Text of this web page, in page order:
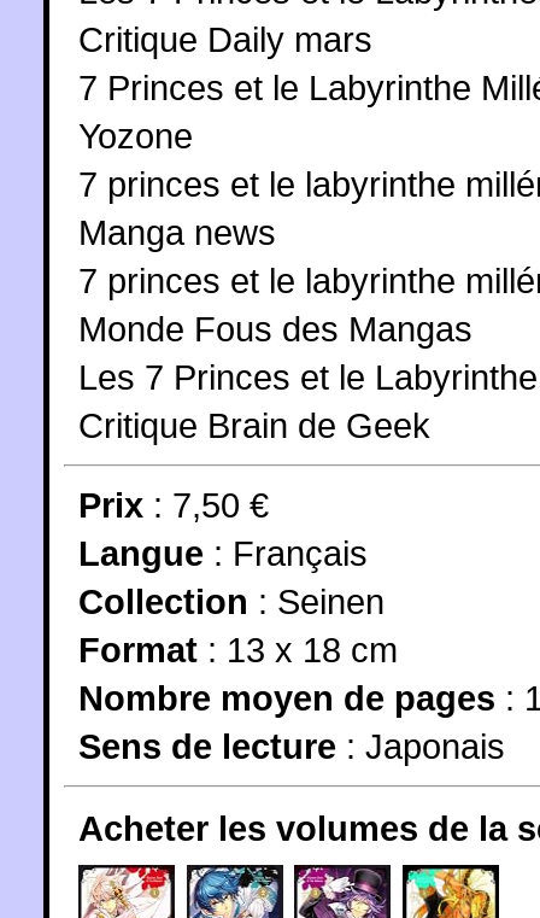
Critique Daily mars
7 Princes et le Labyrinthe
Yozone
7 princes et le labyrinthe
Manga news
7 princes et le labyrinthe
Monde Fous des Mangas
Les 7 Princes et le
Critique Brain de Geek
Prix : 7,50 €
Langue : Français
Collection : Seinen
Format : 13 x 18 cm
Nombre moyen de pages :
Sens de lecture : Japonais
Acheter les volumes de la